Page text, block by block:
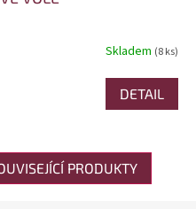
Skladem (8 ks)
DETAIL
PRODUKTY